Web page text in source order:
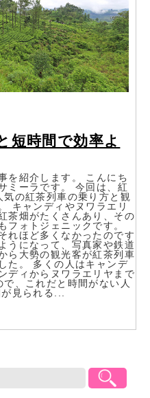
短時間で効率よ
を紹介します。 こんにち
ミーラです。 今回は、紅
の紅茶列車の乗り方と観
キャンディやヌワラエリ
茶畑がたくさんあり、その
フォトジェニックです。
れほど多くなかったのです
うになって、写真家や鉄道
ら大勢の観光客が紅茶列車
た。 多くの人はキャンデ
ディからヌワラエリヤまで
、これだと時間がない人
見られる...